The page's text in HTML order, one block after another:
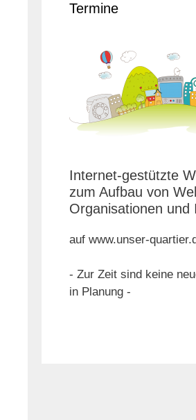
Termine
Internet-gestützte
zum Aufbau von
Organisationen und
auf www.unser-
- Zur Zeit sind keine
in Planung -